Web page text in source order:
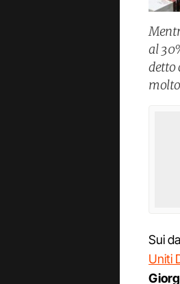
al
detto
Sui
Uniti